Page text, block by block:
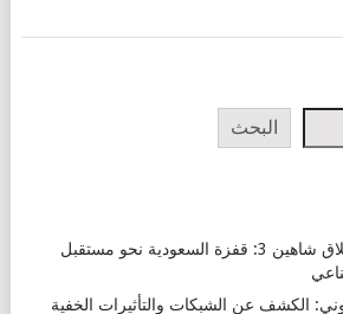
البحث
تدشين الحاسوب العملاق شاهين 3: قفزة السعودية نحو مستقبل
الكشف عن الشبكات والتأثيرات الخفية